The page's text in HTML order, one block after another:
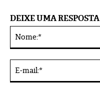
DEIXE UMA RESPOSTA